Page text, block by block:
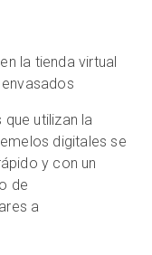
la tienda virtual
utilizan la
digitales se
y con un
de
a